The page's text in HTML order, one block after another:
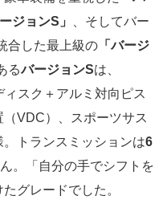
ージョンS」
、そしてバー
合した最上級の 「バージ
るバージョンSは、
スク＋アルミ対向ピス
VDC）、スポーツサス
トランスミッションは6
。「自分の手でシフトを
グレードでした。